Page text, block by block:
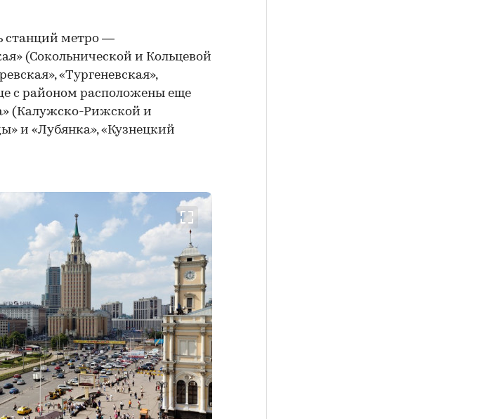
станций метро —
(Сокольнической и Кольцевой
«Тургеневская»,
с районом расположены еще
(Калужско-Рижской и
и «Лубянка», «Кузнецкий